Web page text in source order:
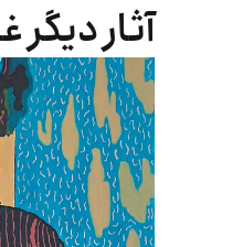
آثار